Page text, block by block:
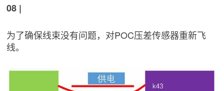
08 |
为了确保线束没有问题，对POC压差传感器重新飞
线。